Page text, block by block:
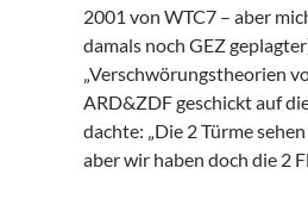
2001 von WTC7 – aber
damals noch GEZ
„Verschwörungstheorien
ARD&ZDF geschickt auf
dachte: „Die 2 Türme
aber wir haben doch die 2